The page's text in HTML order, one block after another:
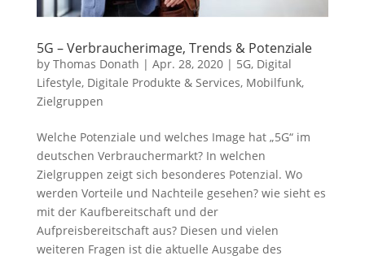
5G – Verbraucherimage, Trends & Potenziale
by Thomas Donath | Apr. 28, 2020| 5G, Digital
Lifestyle, Digitale Produkte & Services, Mobilfunk,
Zielgruppen
Welche Potenziale und welches Image hat „5G“ im
deutschen Verbrauchermarkt? In welchen
Zielgruppen zeigt sich besonderes Potenzial. Wo
werden Vorteile und Nachteile gesehen? wie sieht es
mit der Kaufbereitschaft und der
Aufpreisbereitschaft aus? Diesen und vielen
weiteren Fragen ist die aktuelle Ausgabe des